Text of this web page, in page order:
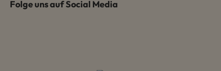
Folge uns auf Social Media